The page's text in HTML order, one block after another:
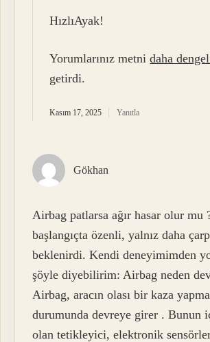
HızlıAyak!
Yorumlarınız metnidaha
getirdi.
Kasım 17, 2025 Yanıtla
Gökhan
Airbag patlarsa ağır hasar olur mu
başlangıçta özenli, yalnız daha
beklenirdi. Kendi deneyimimden
şöyle diyebilirim: Airbag neden
Airbag, aracın olası bir kaza
durumunda devreye girer . Bunun
olan tetikleyici, elektronik